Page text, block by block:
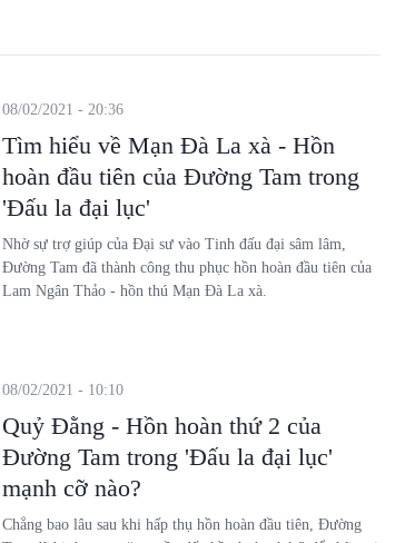
Tìm hiểu về Mạn Đà La xà - Hồn
hoàn đầu tiên của Đường Tam trong
'Đấu la đại lục'
08/02/2021 - 20:36
Nhờ sự trợ giúp của Đại sư vào Tinh đấu đại sâm lâm,
Đường Tam đã thành công thu phục hồn hoàn đầu tiên của
Lam Ngân Thảo - hồn thú Mạn Đà La xà.
Quỷ Đằng - Hồn hoàn thứ 2 của
Đường Tam trong 'Đấu la đại lục'
mạnh cỡ nào?
08/02/2021 - 10:10
Chẳng bao lâu sau khi hấp thụ hồn hoàn đầu tiên, Đường